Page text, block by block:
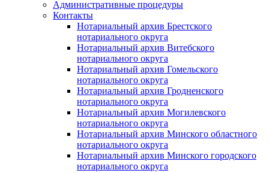
Административные процедуры
Контакты
Нотариальный архив Брестского
нотариального округа
Нотариальный архив Витебского
нотариального округа
Нотариальный архив Гомельского
нотариального округа
Нотариальный архив Гродненского
нотариального округа
Нотариальный архив Могилевского
нотариального округа
Нотариальный архив Минского областного
нотариального округа
Нотариальный архив Минского городского
нотариального округа